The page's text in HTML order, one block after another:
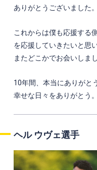
ありがとうございました。
これからは僕も応援する
を応援していきたいと思い
またどこかでお会いしま
10年間、本当にありがと
幸せな日々をありがとう。
ヘル ウヴェ選手